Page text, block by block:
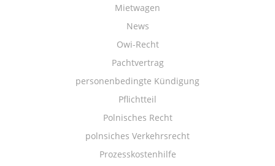
Mietwagen
News
Owi-Recht
Pachtvertrag
personenbedingte Kündigung
Pflichtteil
Polnisches Recht
polnsiches Verkehrsrecht
Prozesskostenhilfe